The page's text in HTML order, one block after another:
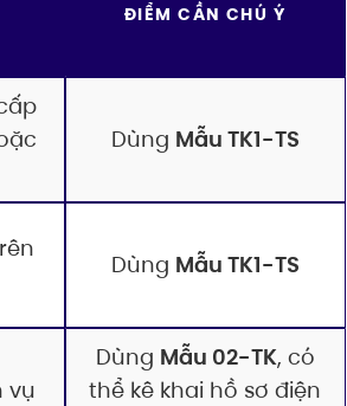
ĐIỂM CẦN CHÚ Ý
Dùng Mẫu TK1-TS
Dùng Mẫu TK1-TS
vụ
Dùng Mẫu 02-TK, có
thể kê khai hồ sơ điện